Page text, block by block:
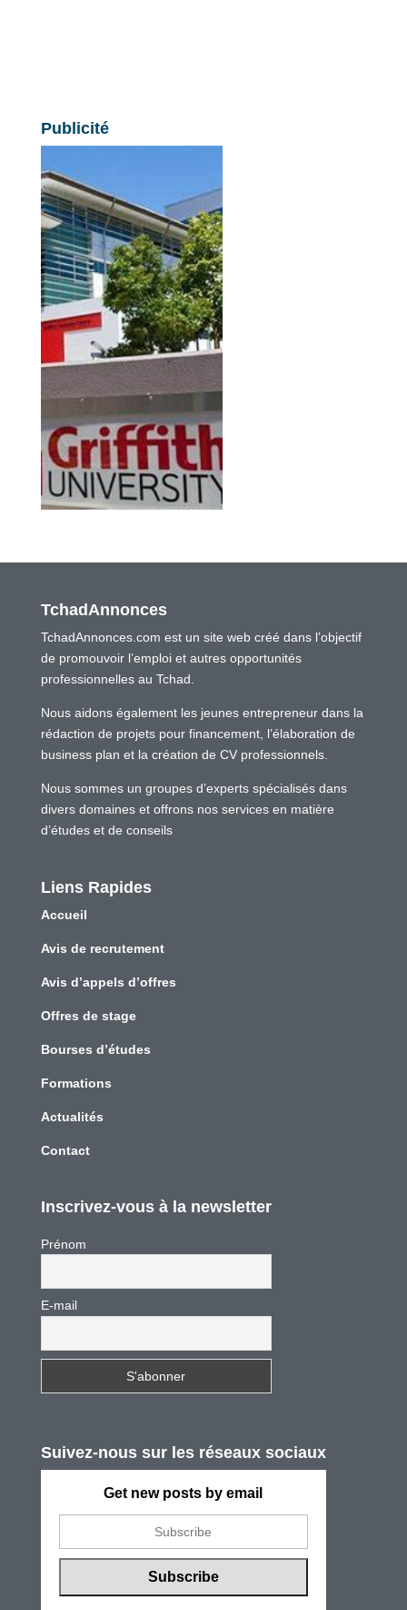
Publicité
TchadAnnonces
TchadAnnonces.com est un site web créé dans l’objectif
de promouvoir l’emploi et autres opportunités
professionnelles au Tchad.
Nous aidons également les jeunes entrepreneur dans la
rédaction de projets pour financement, l’élaboration de
business plan et la création de CV professionnels.
Nous sommes un groupes d’experts spécialisés dans
divers domaines et offrons nos services en matière
d’études et de conseils
Liens Rapides
Accueil
Avis de recrutement
Avis d’appels d’offres
Offres de stage
Bourses d’études
Formations
Actualités
Contact
Inscrivez-vous à la newsletter
Prénom
E-mail
Suivez-nous sur les réseaux sociaux
Get new posts by email